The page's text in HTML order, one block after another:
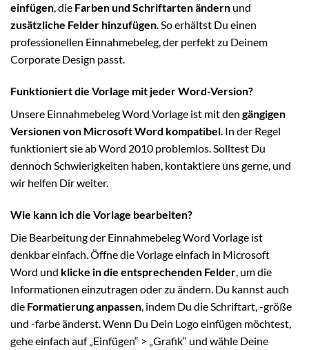
einfügen, die Farben und Schriftarten ändern und
zusätzliche Felder hinzufügen. So erhältst Du einen
professionellen Einnahmebeleg, der perfekt zu Deinem
Corporate Design passt.
Funktioniert die Vorlage mit jeder Word-Version?
Unsere Einnahmebeleg Word Vorlage ist mit den gängigen
Versionen von Microsoft Word kompatibel. In der Regel
funktioniert sie ab Word 2010 problemlos. Solltest Du
dennoch Schwierigkeiten haben, kontaktiere uns gerne, und
wir helfen Dir weiter.
Wie kann ich die Vorlage bearbeiten?
Die Bearbeitung der Einnahmebeleg Word Vorlage ist
denkbar einfach. Öffne die Vorlage einfach in Microsoft
Word und klicke in die entsprechenden Felder, um die
Informationen einzutragen oder zu ändern. Du kannst auch
die Formatierung anpassen, indem Du die Schriftart, -größe
und -farbe änderst. Wenn Du Dein Logo einfügen möchtest,
gehe einfach auf „Einfügen“ > „Grafik“ und wähle Deine